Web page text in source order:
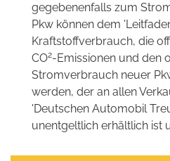
gegebenenfalls zum
Pkw können dem
Kraftstoffverbrauch, die
CO2-Emissionen und den
Stromverbrauch neuer
werden, der an allen
'Deutschen Automobil
unentgeltlich erhältlich ist